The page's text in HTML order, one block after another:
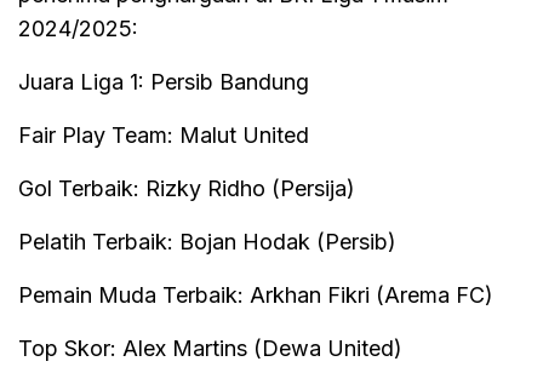
2024/2025:
Juara Liga 1: Persib Bandung
Fair Play Team: Malut United
Gol Terbaik: Rizky Ridho (Persija)
Pelatih Terbaik: Bojan Hodak (Persib)
Pemain Muda Terbaik: Arkhan Fikri (Arema FC)
Top Skor: Alex Martins (Dewa United)